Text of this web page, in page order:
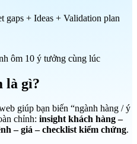
gaps + Ideas + Validation plan
ôm 10 ý tưởng cùng lúc
là gì?
giúp bạn biến “ngành hàng / ý
chỉnh: insight khách hàng –
– giá – checklist kiểm chứng.